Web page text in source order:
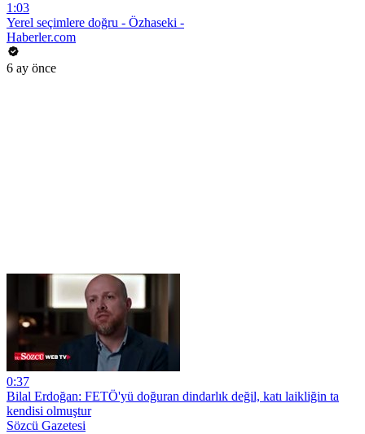
1:03
Yerel seçimlere doğru - Özhaseki -
Haberler.com
6 ay önce
0:37
Bilal Erdoğan: FETÖ'yü doğuran dindarlık değil, katı laikliğin ta
kendisi olmuştur
Sözcü Gazetesi